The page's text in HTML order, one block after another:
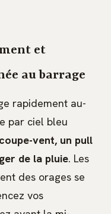
et
au barrage
rapidement au-
par ciel bleu
vent, un pull
de la pluie. Les
des orages se
vos